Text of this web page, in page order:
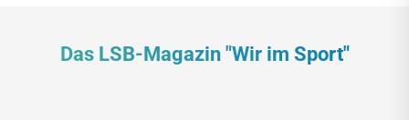
Das LSB-Magazin "Wir im Sport"